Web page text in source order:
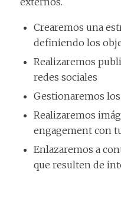
Crearemos una
definiendo los
Realizaremos
redes sociales
Gestionaremos
Realizaremos
engagement con
Enlazaremos a
que resulten de